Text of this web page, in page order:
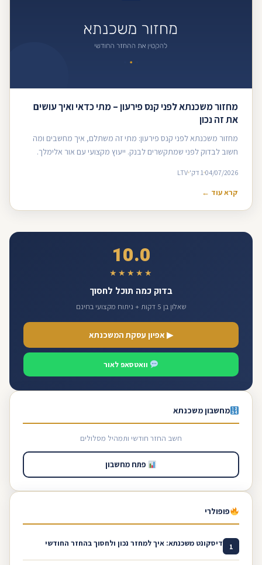
מחזור משכנתא לפני קנס פירעון – מתי כדאי ואיך עושים
את זה נכון
מחזור משכנתא לפני קנס פירעון: מתי זה משתלם, איך מחשבים ומה
חשוב לבדוק לפני שמתקשרים לבנק. ייעוץ מקצועי עם אור אלימלך.
04/07/2026 1 דק' LTV
קרא עוד ←
10.0
★★★★★
בדוק כמה תוכל לחסוך
שאלון בן 5 דקות + ניתוח מקצועי בחינם
▶ אפיון עסקת המשכנתא
וואטסאפ לאור
מחשבון משכנתא
חשב החזר חודשי ותמהיל מסלולים
פתח מחשבון
פופולרי
1 דיסקונט משכנתא: איך למחזר נכון ולחסוך בהחזר החודשי